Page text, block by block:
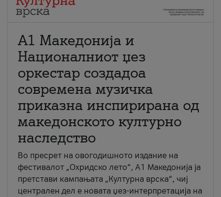
А1 Македонија и
Националниот џез
оркестар создадоа
современа музичка
приказна инспирирана од
македонското културно
наследство
Во пресрет на овогодишното издание на
фестивалот „Охридско лето“, А1 Македонија ја
претстави кампањата „Културна врска“, чиј
централен дел е новата џез-интерпретација на